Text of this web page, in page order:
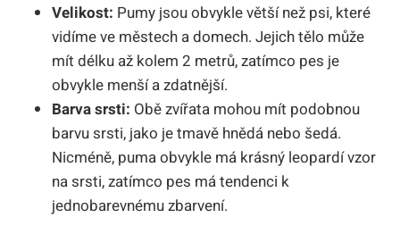
Velikost: Pumy jsou obvykle větší než psi, které
vidíme ve městech a domech. Jejich tělo může
mít délku až kolem 2 metrů, zatímco pes je
obvykle menší a zdatnější.
Barva srsti: Obě zvířata mohou mít podobnou
barvu srsti, jako je tmavě hnědá nebo šedá.
Nicméně, puma obvykle má krásný leopardí vzor
na srsti, zatímco pes má tendenci k
jednobarevnému zbarvení.